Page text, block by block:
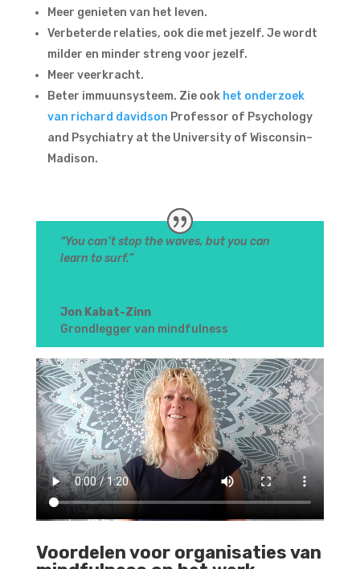
Meer genieten van het leven.
Verbeterde relaties, ook die met jezelf. Je wordt
milder en minder streng voor jezelf.
Meer veerkracht.
Beter immuunsysteem. Zie ook het onderzoek
van richard davidson Professor of Psychology
and Psychiatry at the University of Wisconsin–
Madison.
“You can’t stop the waves, but you can
learn to surf.”
Jon Kabat-Zinn
Grondlegger van mindfulness
Voordelen voor organisaties van